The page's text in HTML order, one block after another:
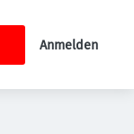
Anmelden